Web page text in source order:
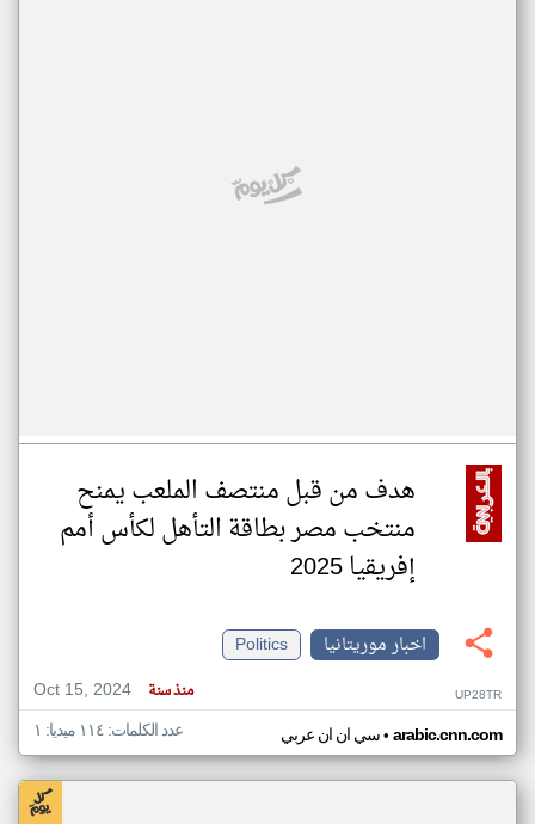
هدف من قبل منتصف الملعب يمنح
منتخب مصر بطاقة التأهل لكأس أمم
إفريقيا 2025
اخبار موريتانيا
Politics
Oct 15, 2024
منذ سنة UP28TR
سي ان ان عربي• arabic.cnn.com عدد الكلمات: ١١٤ ميديا: ١